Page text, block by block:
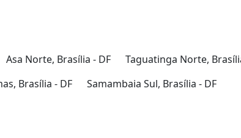
Asa Norte, Brasília - DF
Taguatinga Norte,
Brasília - DF
Samambaia Sul, Brasília - DF